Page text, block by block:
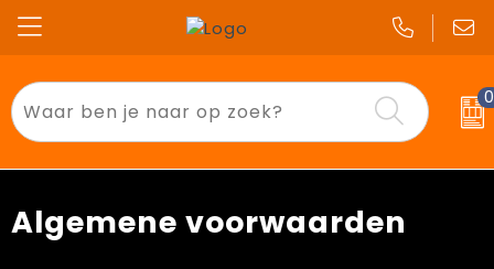
0
Badtextiel en Douche
Anti-stress
Sweaters
Beurs & Opendeurdagen
Kerst
Auto dealers
Festivals
Algemene voorwaarden